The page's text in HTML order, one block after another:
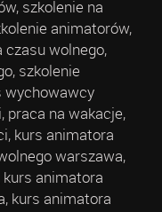
szkolenie na
animatorów,
wolnego,
szkolenie
wychowawcy
praca na wakacje,
kurs animatora
warszawa,
animatora
kurs animatora